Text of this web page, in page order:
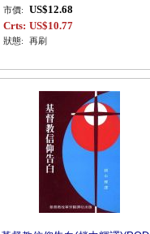
市價:
US$12.68
Crts: US$10.77
狀態: 再刷